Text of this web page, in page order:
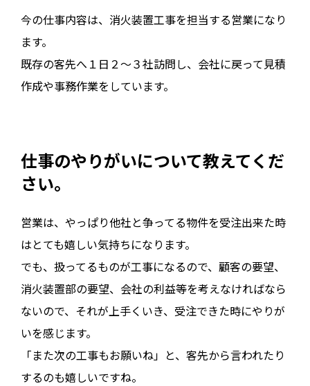
今の仕事内容は、消火装置工事を担当する営業になり
ます。
既存の客先へ１日２～３社訪問し、会社に戻って見積
作成や事務作業をしています。
仕事のやりがいについて教えてくだ
さい。
営業は、やっぱり他社と争ってる物件を受注出来た時
はとても嬉しい気持ちになります。
でも、扱ってるものが工事になるので、顧客の要望、
消火装置部の要望、会社の利益等を考えなければなら
ないので、それが上手くいき、受注できた時にやりが
いを感じます。
「また次の工事もお願いね」と、客先から言われたり
するのも嬉しいですね。